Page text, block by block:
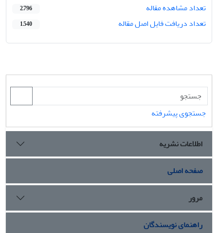
تعداد مشاهده مقاله
2,796
تعداد دریافت فایل اصل مقاله 1,540
جستجوی پیشرفته
اطلاعات نشریه
صفحه اصلی
مرور
راهنمای نویسندگان